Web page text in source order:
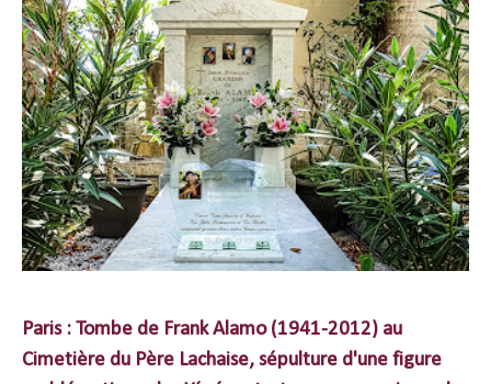
Paris : Tombe de Frank Alamo (1941-2012) au
Cimetière du Père Lachaise, sépulture d'une figure